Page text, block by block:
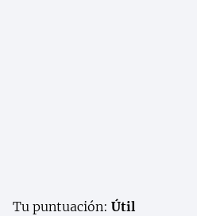
Tu puntuación: Útil